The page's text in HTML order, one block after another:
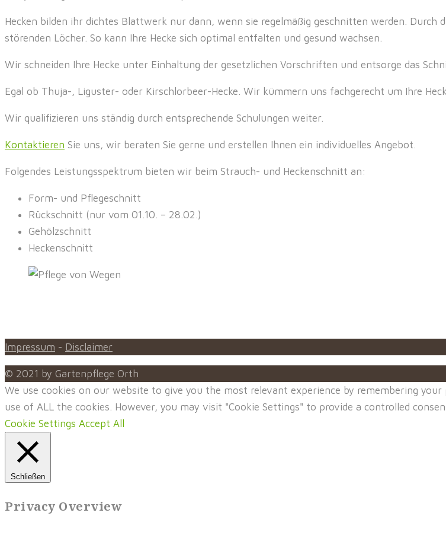
Hecken bilden ihr dichtes Blattwerk nur dann, wenn sie regelmäßig geschnitten werden. Durch
störenden Löcher. So kann Ihre Hecke sich optimal entfalten und gesund wachsen.
Wir schneiden Ihre Hecke unter Einhaltung der gesetzlichen Vorschriften und entsorge das
Egal ob Thuja-, Liguster- oder Kirschlorbeer-Hecke. Wir kümmern uns fachgerecht um Ihre
Wir qualifizieren uns ständig durch entsprechende Schulungen weiter.
Kontaktieren Sie uns, wir beraten Sie gerne und erstellen Ihnen ein individuelles Angebot.
Folgendes Leistungsspektrum bieten wir beim Strauch- und Heckenschnitt an:
Form- und Pflegeschnitt
Rückschnitt (nur vom 01.10. – 28.02.)
Gehölzschnitt
Heckenschnitt
Impressum - Disclaimer
© 2021 by Gartenpflege Orth
We use cookies on our website to give you the most relevant experience by remembering
use of ALL the cookies. However, you may visit "Cookie Settings" to provide a controlled
Cookie Settings Accept All
Schließen
Privacy Overview